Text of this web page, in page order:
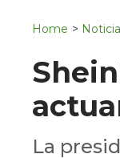
Home >
La